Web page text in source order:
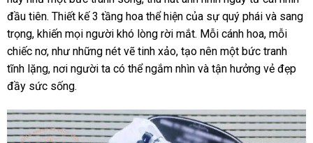
đầu tiên. Thiết kế 3 tầng hoa thể hiện của sự quý phái và sang
trọng, khiến mọi người khó lòng rời mắt. Mỗi cánh hoa, mỗi
chiếc nơ, như những nét vẽ tinh xảo, tạo nên một bức tranh
tĩnh lặng, nơi người ta có thể ngắm nhìn và tận hưởng vẻ đẹp
đầy sức sống.